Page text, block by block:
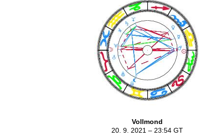
Vollmond
20. 9. 2021 – 23:54 GT